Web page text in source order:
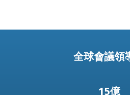
全球會議領
15億